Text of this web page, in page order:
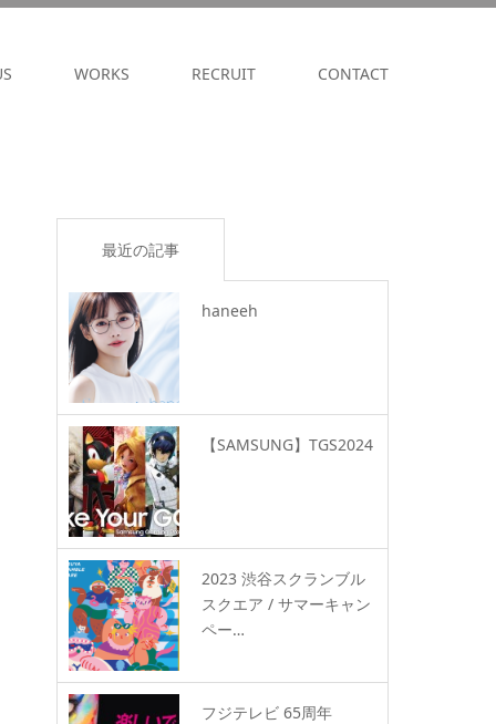
WORKS RECRUIT CONTACT
最近の記事
haneeh
【SAMSUNG】TGS2024
2023 渋谷スクランブル
スクエア / サマーキャン
ペー…
フジテレビ 65周年